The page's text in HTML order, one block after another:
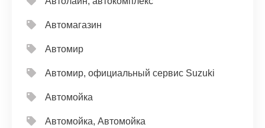
Автомагазин
Автомир
Автомир, официальный сервис Suzuki
Автомойка
Автомойка, Автомойка